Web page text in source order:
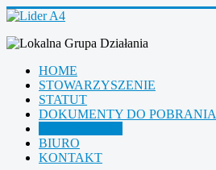
HOME
STOWARZYSZENIE
STATUT
DOKUMENTY DO POBRANIA
BIURO
KONTAKT